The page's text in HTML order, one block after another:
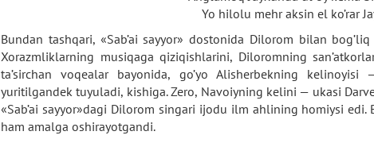
Yo hilolu mehr aksin el ko’rar
Bundan tashqari, «Sab’ai sayyor» dostonida Dilorom bilan
Xorazmliklarning musiqaga qiziqishlarini, Diloromning
ta’sirchan voqealar bayonida, go’yo Alisherbekning
yuritilgandek tuyuladi, kishiga. Zero, Navoiyning kelini — ukasi
«Sab’ai sayyor»dagi Dilorom singari ijodu ilm ahlining homiysi
ham amalga oshirayotgandi.